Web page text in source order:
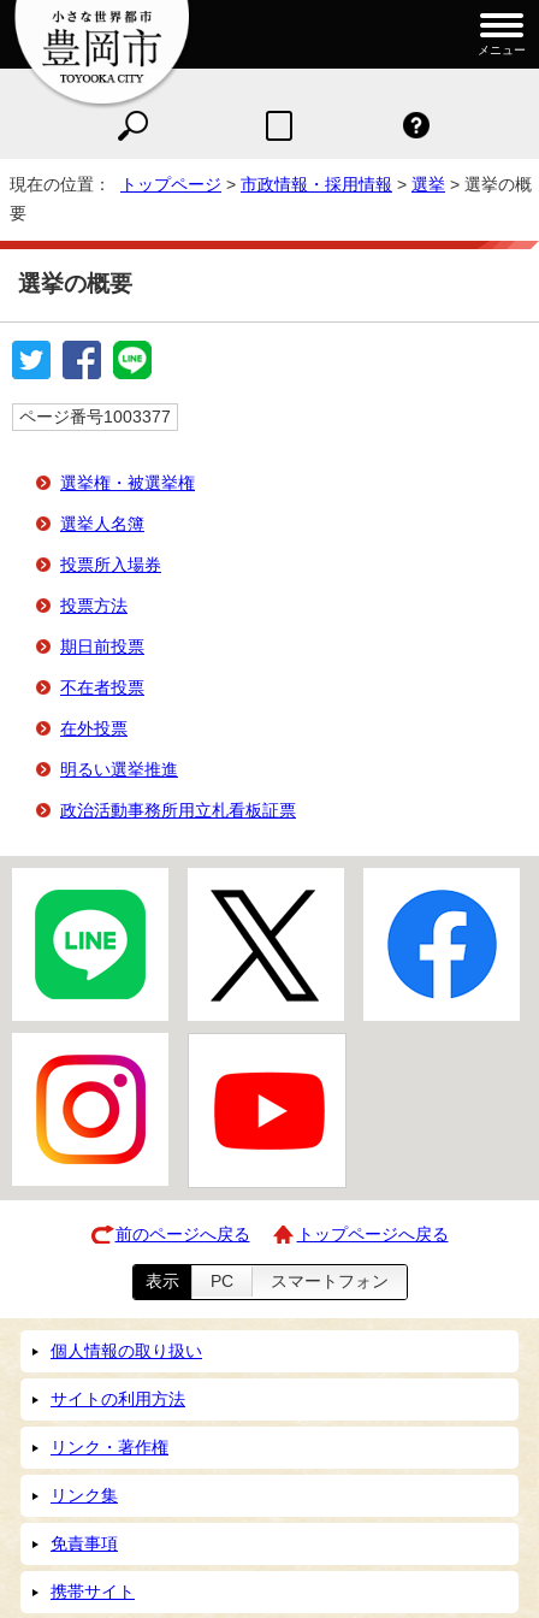
メニュー
現在の位置： トップページ > 市政情報・採用情報 > 選挙 > 選挙の概
要
選挙の概要
ページ番号1003377
選挙権・被選挙権
選挙人名簿
投票所入場券
投票方法
期日前投票
不在者投票
在外投票
明るい選挙推進
政治活動事務所用立札看板証票
前のページへ戻る トップページへ戻る
表示 PC スマートフォン
個人情報の取り扱い
サイトの利用方法
リンク・著作権
リンク集
免責事項
携帯サイト